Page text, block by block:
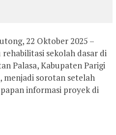
22 Oktober 2025 –
sekolah dasar di
Palasa, Kabupaten Parigi
menjadi sorotan setelah
informasi proyek di